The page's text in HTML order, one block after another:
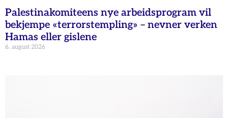
Palestinakomiteens nye arbeidsprogram vil
bekjempe «terrorstempling» – nevner verken
Hamas eller gislene
6. august 2026